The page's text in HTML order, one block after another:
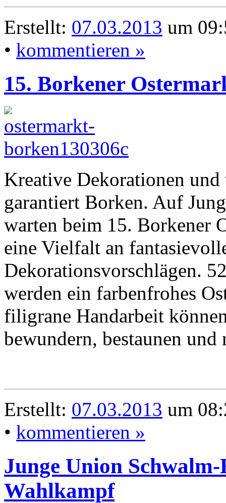
Erstellt: 07.03.2013 um
• kommentieren »
15. Borkener
Kreative Dekorationen
garantiert Borken. Auf
warten beim 15. Borkener
eine Vielfalt an
Dekorationsvorschlägen.
werden ein farbenfrohes
filigrane Handarbeit
bewundern, bestaunen
Erstellt: 07.03.2013 um
• kommentieren »
Junge Union
Wahlkampf